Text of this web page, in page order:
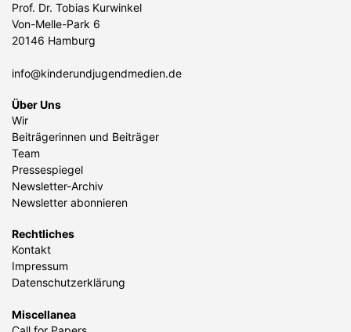
Prof. Dr. Tobias Kurwinkel
Von-Melle-Park 6
20146 Hamburg
info@kinderundjugendmedien.de
Über Uns
Wir
Beiträgerinnen und Beiträger
Team
Pressespiegel
Newsletter-Archiv
Newsletter abonnieren
Rechtliches
Kontakt
Impressum
Datenschutzerklärung
Miscellanea